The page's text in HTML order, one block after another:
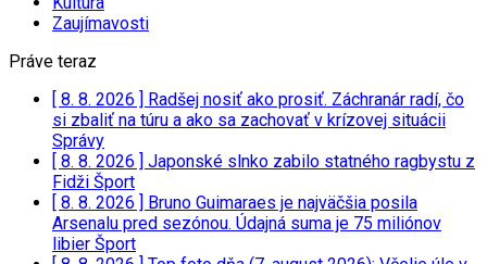
Zaujímavosti
Práve teraz
[ 8. 8. 2026 ] Radšej nosiť ako prosiť. Záchranár radí, čo
si zbaliť na túru a ako sa zachovať v krízovej situácii
Správy
[ 8. 8. 2026 ] Japonské slnko zabilo statného ragbystu z
Fidži Šport
[ 8. 8. 2026 ] Bruno Guimaraes je najväčšia posila
Arsenalu pred sezónou. Údajná suma je 75 miliónov
libier Šport